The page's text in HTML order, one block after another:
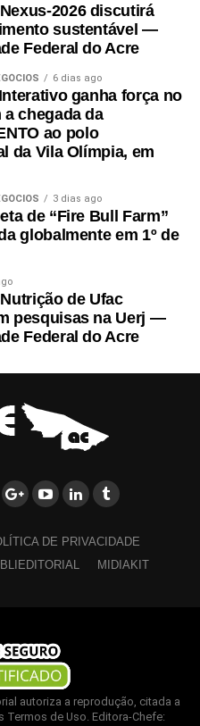
2026 discutirá
sustentável —
Federal do Acre
6 dias ago
ganha força no
chegada da
ao polo
da Vila Olímpia, em
3 dias ago
de “Fire Bull Farm”
globalmente em 1º de
de Ufac
pesquisas na Uerj —
Federal do Acre
DE PRIVACIDADE
MIDIAKIT
autoriza a reprodução, citada a
Termos de Uso. Editora-Chefe: